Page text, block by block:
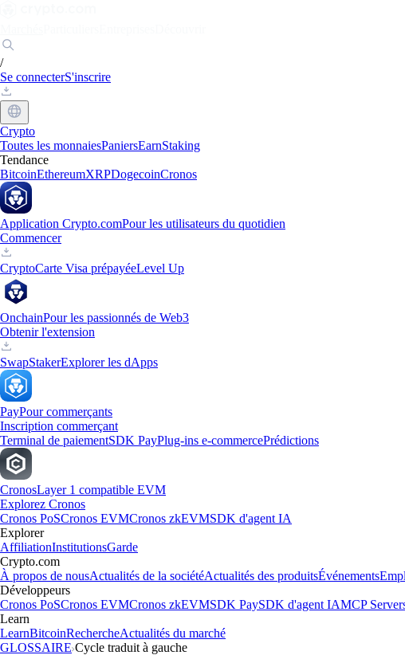
/
Se connecterS'inscrire
Crypto
Toutes les monnaiesPaniersEarnStaking
Tendance
BitcoinEthereumXRPDogecoinCronos
Application Crypto.comPour les utilisateurs du quotidien
Commencer
CryptoCarte Visa prépayéeLevel Up
OnchainPour les passionnés de Web3
Obtenir l'extension
SwapStakerExplorer les dApps
PayPour commerçants
Inscription commerçant
Terminal de paiementSDK PayPlug-ins e-commercePrédictions
CronosLayer 1 compatible EVM
Explorez Cronos
Cronos PoSCronos EVMCronos zkEVMSDK d'agent IA
Explorer
AffiliationInstitutionsGarde
Crypto.com
À propos de nousActualités de la sociétéActualités des produitsÉvénements
Développeurs
Cronos PoSCronos EVMCronos zkEVMSDK PaySDK d'agent IAMCP
Learn
LearnBitcoinRechercheActualités du marché
GLOSSAIRE Cycle traduit à gauche